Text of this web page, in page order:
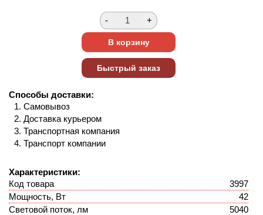
Способы доставки:
Самовывоз
Доставка курьером
Транспортная компания
Транспорт компании
Характеристики:
Код товара
3997
Мощность, Вт
42
Световой поток, лм
5040